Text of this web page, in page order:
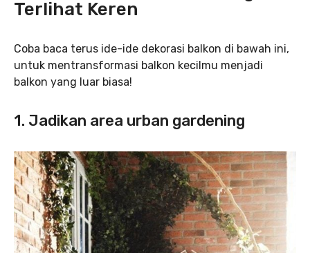
Terlihat Keren
Coba baca terus ide-ide dekorasi balkon di bawah ini,
untuk mentransformasi balkon kecilmu menjadi
balkon yang luar biasa!
1. Jadikan area urban gardening